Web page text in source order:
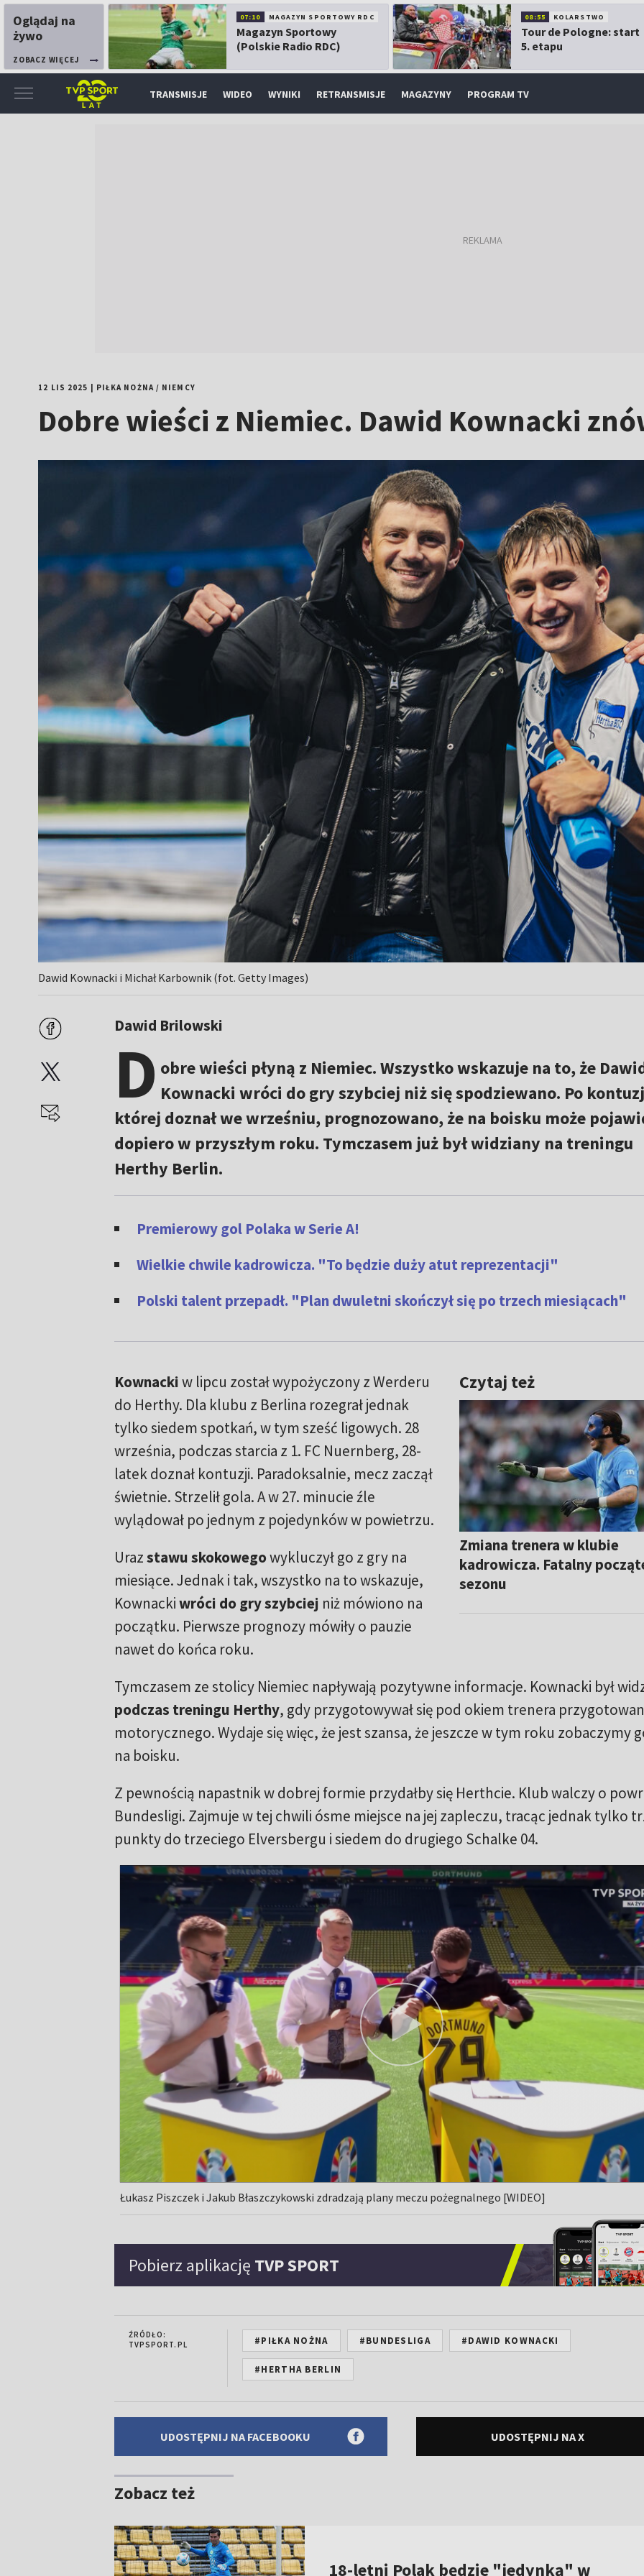
Oglądaj na
żywo
ZOBACZ WIĘCEJ
07:10 MAGAZYN SPORTOWY RDC
Magazyn Sportowy
(Polskie Radio RDC)
08:55 KOLARSTWO
Tour de Pologne: start
5. etapu
TRANSMISJE WIDEO WYNIKI RETRANSMISJE MAGAZYNY PROGRAM TV
12 LIS 2025 PIŁKA NOŻNA/ NIEMCY
Dobre wieści z Niemiec. Dawid Kownacki
Dawid Kownacki i Michał Karbownik (fot. Getty Images)
Dawid Brilowski
D obre wieści płyną z Niemiec. Wszystko wskazuje na to, że
Kownacki wróci do gry szybciej niż się spodziewano. Po
której doznał we wrześniu, prognozowano, że na boisku może
dopiero w przyszłym roku. Tymczasem już był widziany na treningu
Herthy Berlin.
Premierowy gol Polaka w Serie A!
Wielkie chwile kadrowicza. "To będzie duży atut reprezentacji"
Polski talent przepadł. "Plan dwuletni skończył się po trzech miesiącach"
Czytaj też
Zmiana trenera w klubie
kadrowicza. Fatalny
sezonu
Kownackiw lipcu został wypożyczony z Werderu
do Herthy. Dla klubu z Berlina rozegrał jednak
tylko siedem spotkań, w tym sześć ligowych. 28
września, podczas starcia z 1. FC Nuernberg, 28-
latek doznał kontuzji. Paradoksalnie, mecz zaczął
świetnie. Strzelił gola. A w 27. minucie źle
wylądował po jednym z pojedynków w powietrzu.
Urazstawu skokowegowykluczył go z gry na
miesiące. Jednak i tak, wszystko na to wskazuje,
Kownackiwróci do gry szybciej niż mówiono na
początku. Pierwsze prognozy mówiły o pauzie
nawet do końca roku.
Tymczasem ze stolicy Niemiec napływają pozytywne informacje. Kownacki był
podczas treningu Herthy, gdy przygotowywał się pod okiem trenera
motorycznego. Wydaje się więc, że jest szansa, że jeszcze w tym roku zobaczymy
na boisku.
Z pewnością napastnik w dobrej formie przydałby się Herthcie. Klub walczy o
Bundesligi. Zajmuje w tej chwili ósme miejsce na jej zapleczu, tracąc jednak tylko
punkty do trzeciego Elversbergu i siedem do drugiego Schalke 04.
Łukasz Piszczek i Jakub Błaszczykowski zdradzają plany meczu pożegnalnego [WIDEO]
Pobierz aplikację TVP SPORT
ŹRÓDŁO:
TVPSPORT.PL
#PIŁKA NOŻNA #BUNDESLIGA #DAWID KOWNACKI
#HERTHA BERLIN
UDOSTĘPNIJ NA FACEBOOKU UDOSTĘPNIJ NA X
Zobacz też
18-letni Polak będzie "jedynką" w